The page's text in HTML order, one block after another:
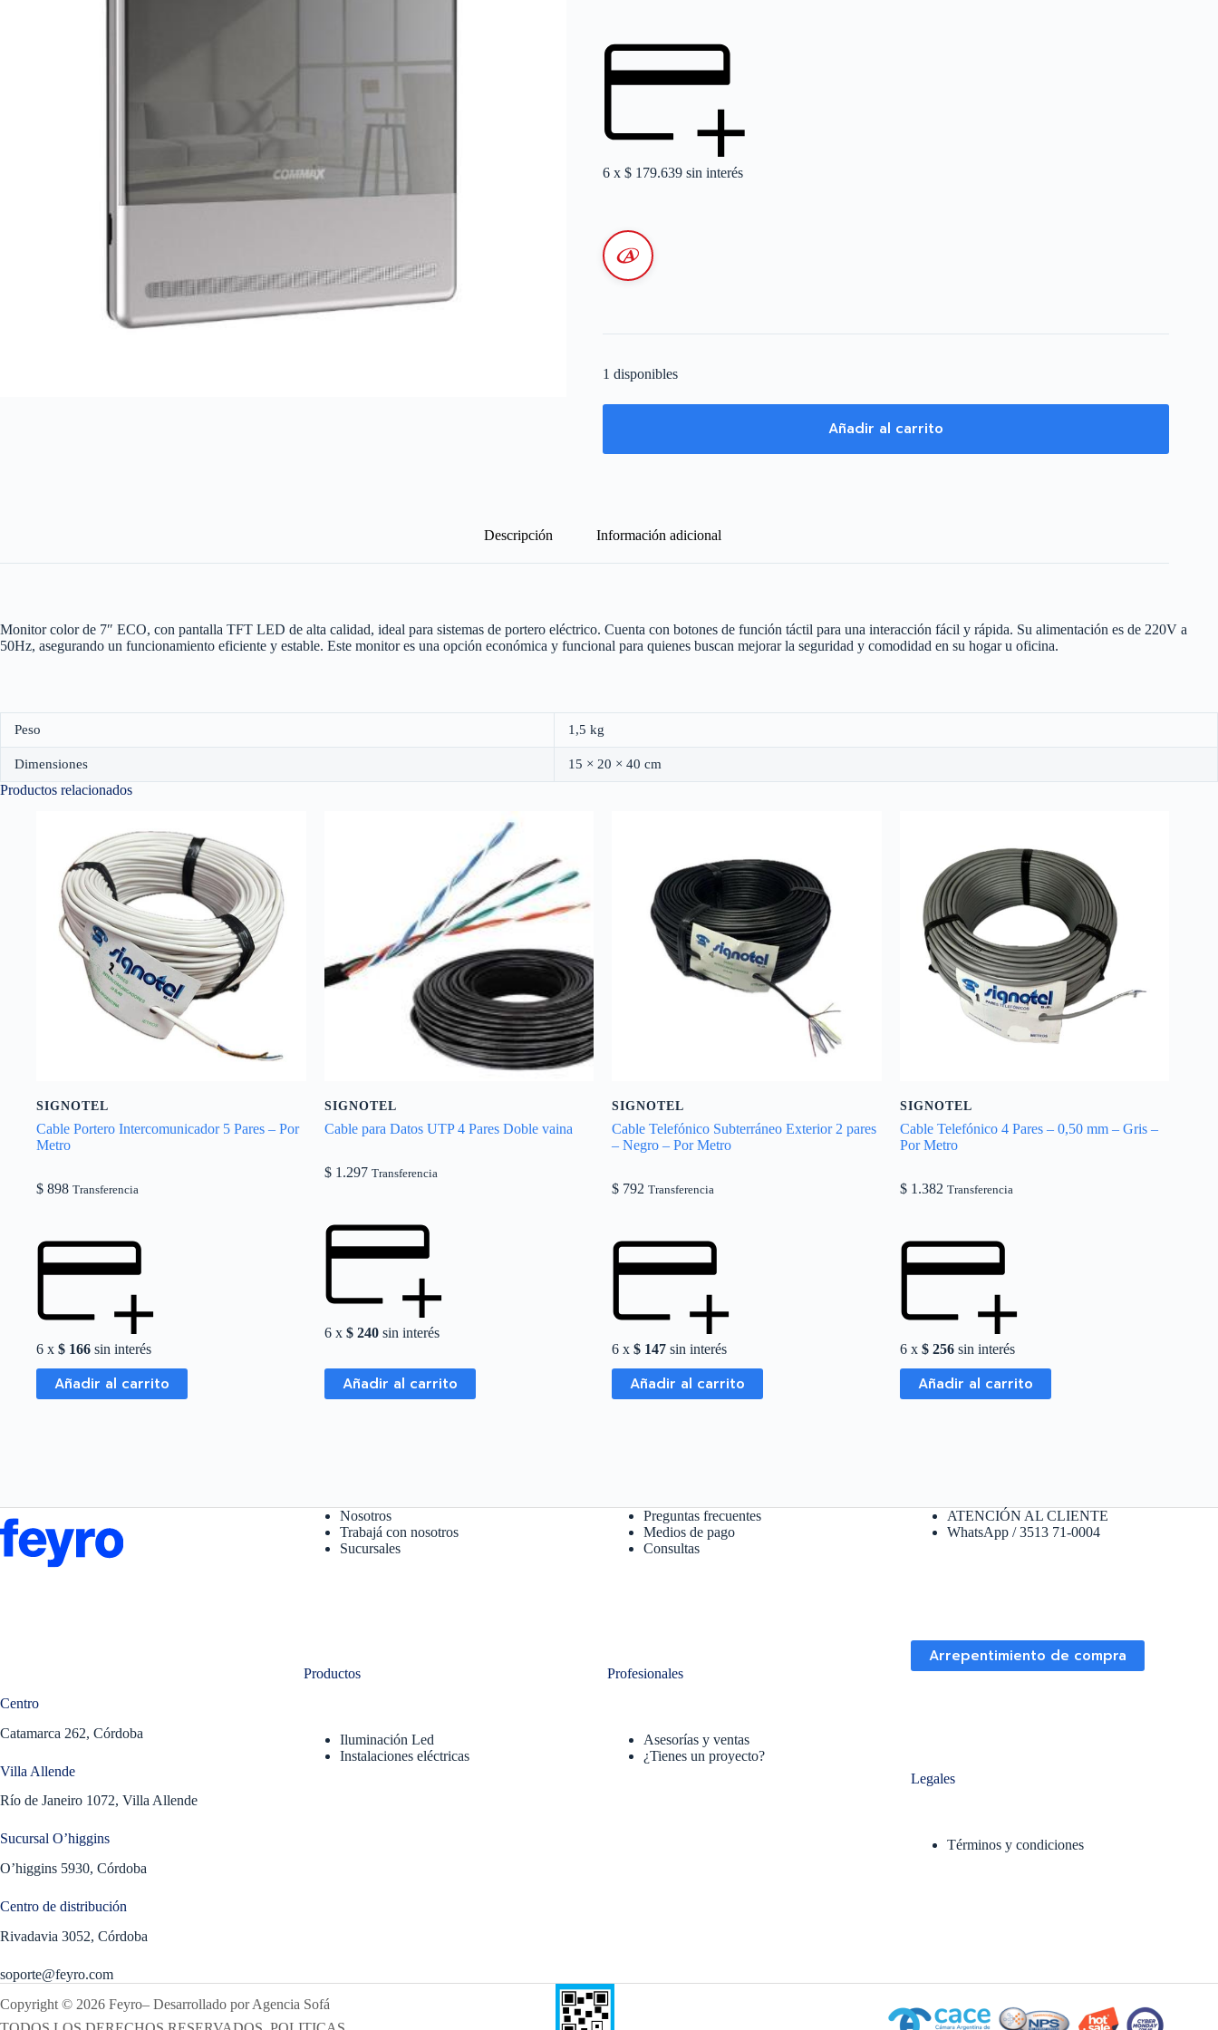
6 x$ 179.639 sin interés
1 disponibles
Añadir al carrito
Descripción Información adicional
Monitor color de 7″ ECO, con pantalla TFT LED de alta calidad, ideal para sistemas de portero eléctrico. Cuenta con botones de función táctil para una interacción fácil y rápida. Su alimentación es de 220V a
50Hz, asegurando un funcionamiento eficiente y estable. Este monitor es una opción económica y funcional para quienes buscan mejorar la seguridad y comodidad en su hogar u oficina.
Peso 1,5 kg
Dimensiones 15 × 20 × 40 cm
Productos relacionados
SIGNOTEL
Cable Portero Intercomunicador 5 Pares – Por
Metro
$ 898 Transferencia
6 x $ 166 sin interés
Añadir al carrito
SIGNOTEL
Cable para Datos UTP 4 Pares Doble vaina
$1.297 Transferencia
6 x $240sin interés
Añadir al carrito
SIGNOTEL
Cable Telefónico Subterráneo Exterior 2 pares
– Negro – Por Metro
$ 792 Transferencia
6 x$ 147 sin interés
Añadir al carrito
SIGNOTEL
Cable Telefónico 4 Pares – 0,50 mm – Gris –
Por Metro
$1.382 Transferencia
6 x $256sin interés
Añadir al carrito
Centro
Catamarca 262, Córdoba
Villa Allende
Río de Janeiro 1072, Villa Allende
Sucursal O’higgins
O’higgins 5930, Córdoba
Centro de distribución
Rivadavia 3052, Córdoba
soporte@feyro.com
Nosotros
Trabajá con nosotros
Sucursales
Productos
Iluminación Led
Instalaciones eléctricas
Preguntas frecuentes
Medios de pago
Consultas
Profesionales
Asesorías y ventas
¿Tienes un proyecto?
ATENCIÓN AL CLIENTE
WhatsApp / 3513 71-0004
Arrepentimiento de compra
Legales
Términos y condiciones
Copyright © 2026 Feyro– Desarrollado porAgencia Sofá